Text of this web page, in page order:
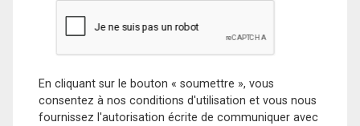
En cliquant sur le bouton « soumettre », vous
consentez à nos conditions d'utilisation et vous nous
fournissez l'autorisation écrite de communiquer avec